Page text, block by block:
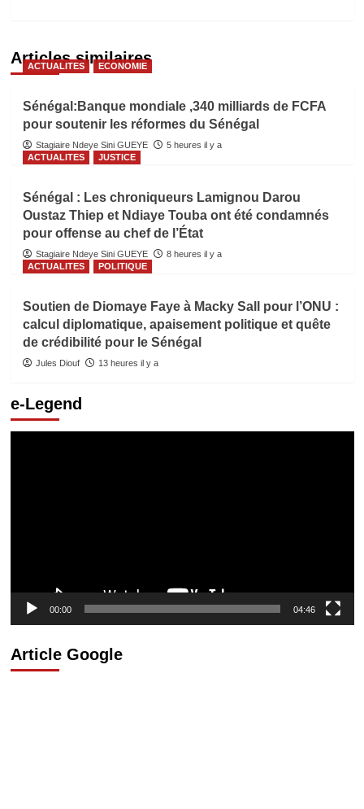
Articles similaires
ACTUALITES ECONOMIE
Sénégal:Banque mondiale ,340 milliards de FCFA
pour soutenir les réformes du Sénégal
Stagiaire Ndeye Sini GUEYE
5 heures il y a
ACTUALITES
JUSTICE
Sénégal : Les chroniqueurs Lamignou Darou
Oustaz Thiep et Ndiaye Touba ont été condamnés
pour offense au chef de l’État
Stagiaire Ndeye Sini GUEYE
8 heures il y a
ACTUALITES
POLITIQUE
Soutien de Diomaye Faye à Macky Sall pour l’ONU :
calcul diplomatique, apaisement politique et quête
de crédibilité pour le Sénégal
Jules Diouf 13 heures il y a
e-Legend
00:00 04:46
Article Google